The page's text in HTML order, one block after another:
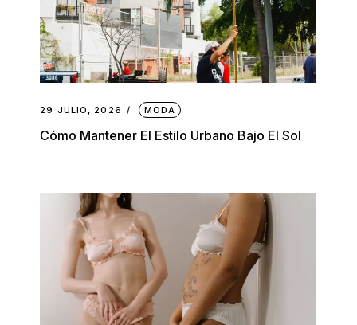
29 JULIO, 2026 MODA
Cómo Mantener El Estilo Urbano Bajo El Sol